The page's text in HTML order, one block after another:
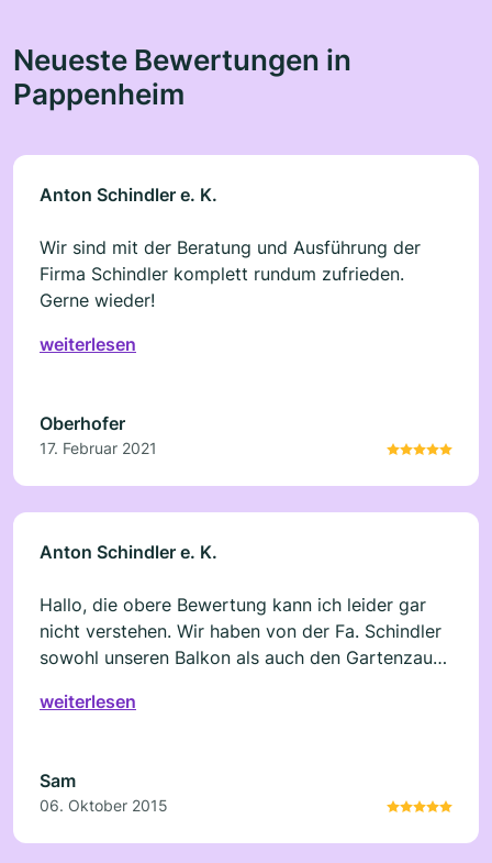
Neueste Bewertungen in
Pappenheim
Anton Schindler e. K.
Wir sind mit der Beratung und Ausführung der
Firma Schindler komplett rundum zufrieden.
Gerne wieder!
weiterlesen
Oberhofer
17. Februar 2021
Anton Schindler e. K.
Hallo, die obere Bewertung kann ich leider gar
nicht verstehen. Wir haben von der Fa. Schindler
sowohl unseren Balkon als auch den Gartenzaun
anfangs nicht einig waren, wie wir alles gestalten
seinerseits schnell zu einem für uns stimmigen
Ergebnis geführt. Fertigung und Lieferung waren
absolut in Ordnung und die Montage verlief
weiterlesen
Sam
06. Oktober 2015